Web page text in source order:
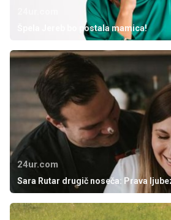
Špela Jereb bo postala mamica!
24ur.com
Sara Rutar drugič noseča: Prava